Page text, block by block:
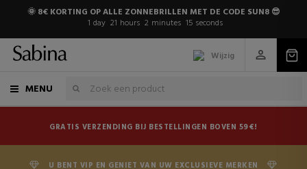
🌞 8€ KORTING OP ALLE ZONNEBRILLEN MET DE CODE SUN8 😎
1 day 21 hours 2 minutes 14 seconds
Wijzig
MENU
GRATIS VERZENDING BIJ BESTELLINGEN BOVEN 59€!
U BENT VIP EN GENIET VAN UW EXCLUSIEVE MERKEN